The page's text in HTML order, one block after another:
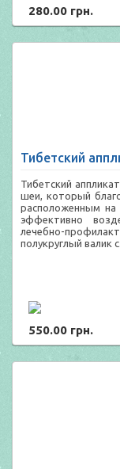
280.00 грн.
550.00 грн.
Тибетский
Тибетский
шеи, который
расположенным на
эффективно
лечебно-
полукруглый валик